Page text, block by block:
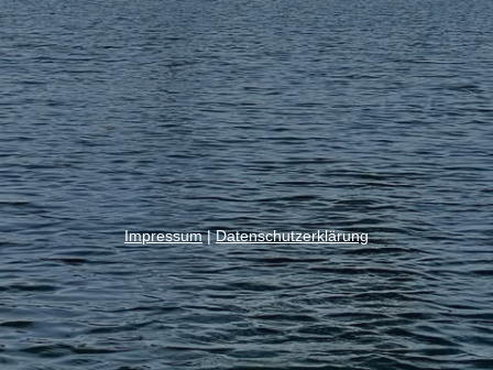
Impressum|Datenschutzerklärung